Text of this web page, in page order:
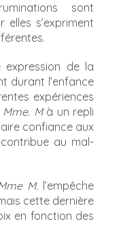
sont
s’expriment
expression de la
durant l’enfance
expériences
Mme. Mà un repli
confiance aux
au mal-
M. l’empêche
cette dernière
en fonction des